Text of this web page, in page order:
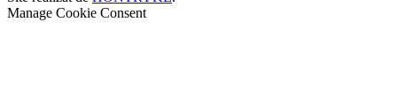
Manage Cookie Consent